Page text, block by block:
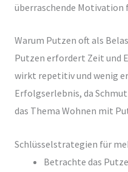
überraschende Motivation
Warum Putzen oft als
Putzen erfordert Zeit und
wirkt repetitiv und wenig
Erfolgserlebnis, da
das Thema Wohnen mit
Schlüsselstrategien für
Betrachte das